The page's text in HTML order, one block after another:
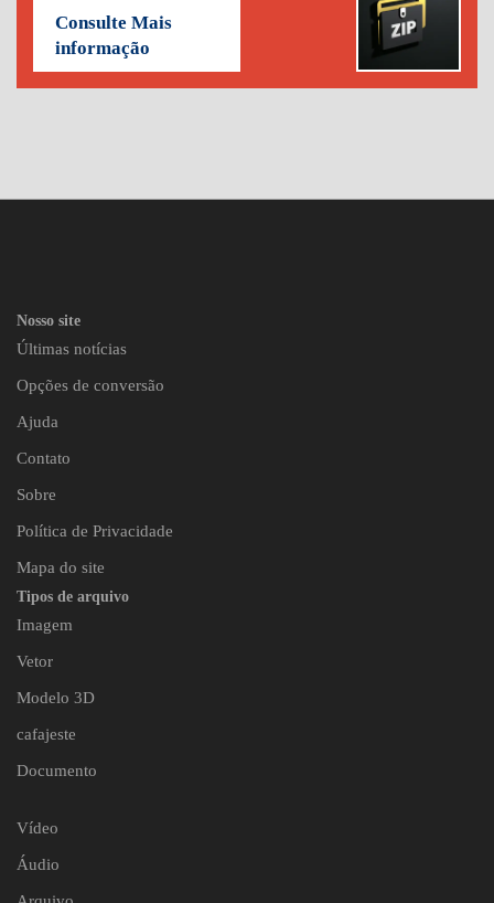
Consulte Mais
informação
Nosso site
Últimas notícias
Opções de conversão
Ajuda
Contato
Sobre
Política de Privacidade
Mapa do site
Tipos de arquivo
Imagem
Vetor
Modelo 3D
cafajeste
Documento
Vídeo
Áudio